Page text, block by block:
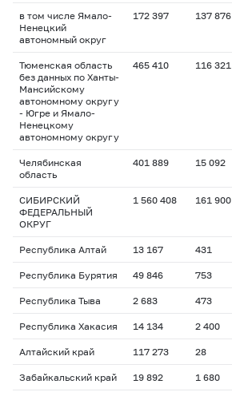
в том числе Ямало-
Ненецкий
автономный округ
172 397 137 876
Тюменская область
без данных по Ханты-
Мансийскому
автономному округу
- Югре и Ямало-
Ненецкому
автономному округу
465 410 116 321
Челябинская
область
401 889 15 092
СИБИРСКИЙ
ФЕДЕРАЛЬНЫЙ
ОКРУГ
1 560 408 161 900
Республика Алтай 13 167 431
Республика Бурятия 49 846 753
Республика Тыва 2 683 473
Республика Хакасия 14 134 2 400
Алтайский край 117 273 28
Забайкальский край 19 892 1 680